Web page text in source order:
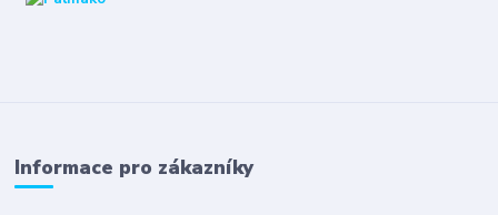
Informace pro zákazníky